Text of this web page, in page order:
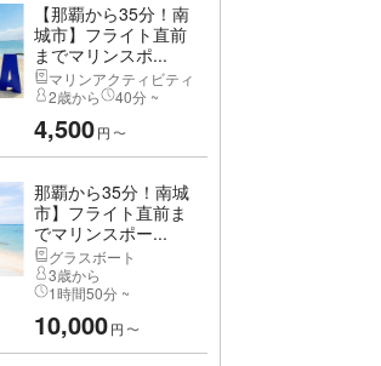
【那覇から35分！南
城市】フライト直前
までマリンスポ...
マリンアクティビティ
2歳から
40分 ~
4,500円 〜
那覇から35分！南城
市】フライト直前ま
でマリンスポー...
グラスボート
3歳から
1時間50分 ~
10,000円 〜